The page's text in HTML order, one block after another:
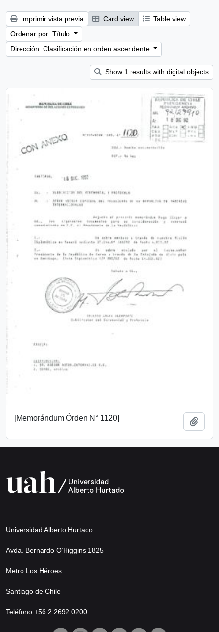
Imprimir vista previa Card view
Table view
Ordenar por: Título
Dirección: Clasificación en orden ascendente
Show 1 results with digital objects
[Memorándum Órden N° 1120]
Universidad Alberto Hurtado
Avda. Bernardo O’Higgins 1825
Metro Los Héroes
Santiago de Chile
Teléfono +56 2 2692 0200